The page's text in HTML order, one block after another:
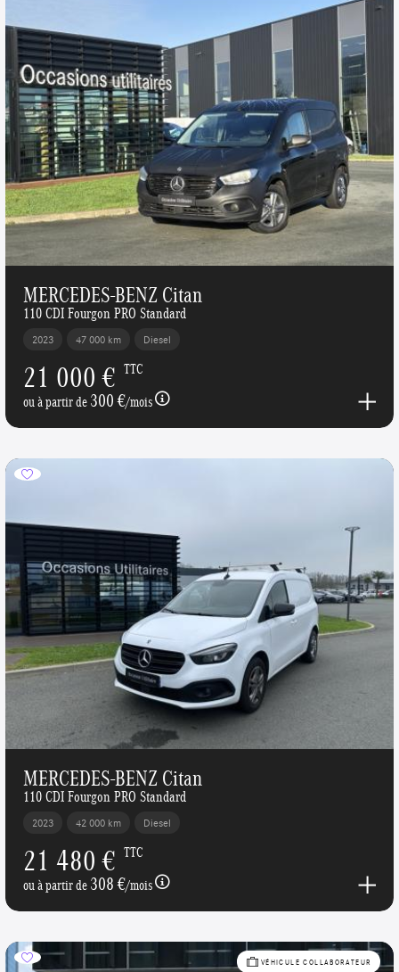
MERCEDES-BENZ Citan
110 CDI Fourgon PRO Standard
2023 47 000 km Diesel
21 000 € TTC
ou à partir de300 €/mois
MERCEDES-BENZ Citan
110 CDI Fourgon PRO Standard
2023 42 000 km Diesel
21 480 € TTC
ou à partir de308 €/mois
VÉHICULE COLLABORATEUR